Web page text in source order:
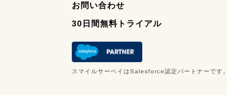
お問い合わせ
30日間無料トライアル
スマイルサーベイはSalesforce認定パートナーです。